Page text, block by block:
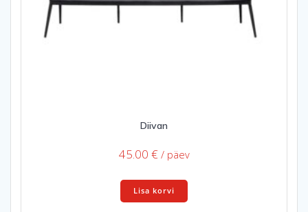
Diivan
45.00 € / päev
Lisa korvi